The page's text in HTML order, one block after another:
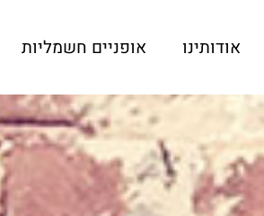
אודותינו אופניים חשמליות